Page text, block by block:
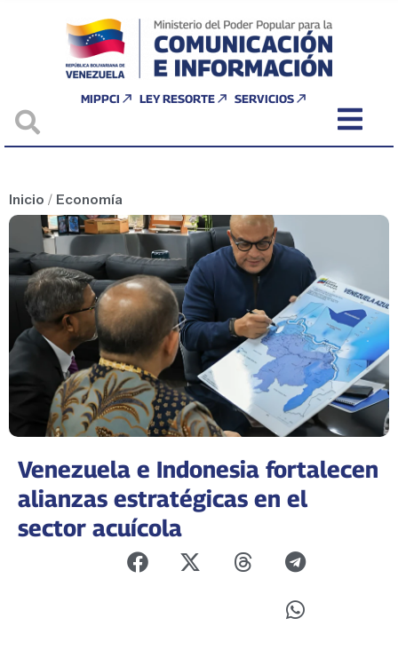
MIPPCI LEY RESORTE SERVICIOS
Inicio / Economía
Venezuela e Indonesia fortalecen
alianzas estratégicas en el
sector acuícola